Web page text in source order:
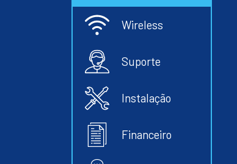
Wireless
Suporte
Instalação
Financeiro